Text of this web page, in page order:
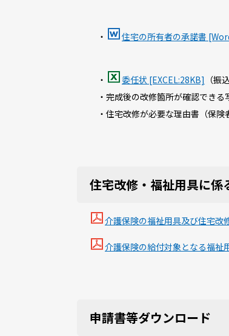
・ 住宅の所有者の承諾書
・ 委任状 [EXCEL:28KB] （振
・完成後の改修箇所が確認できる
・住宅改修が必要な理由書（保険
住宅改修・福祉用具に係
介護保険の福祉用具及び住宅改
介護保険の給付対象となる福祉
申請書等ダウンロード